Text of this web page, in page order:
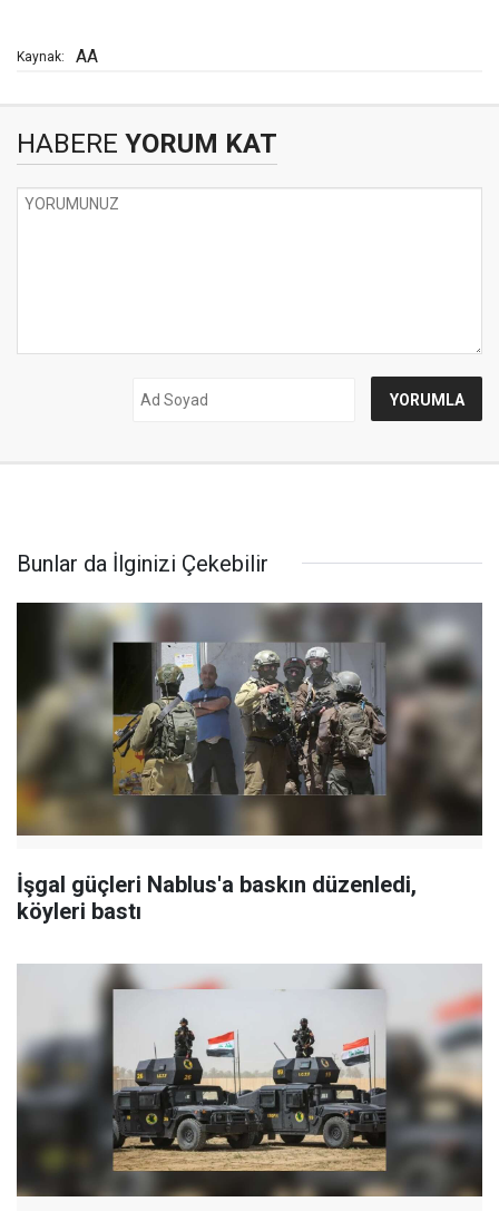
Kaynak: AA
HABERE YORUM KAT
Bunlar da İlginizi Çekebilir
İşgal güçleri Nablus'a baskın düzenledi,
köyleri bastı